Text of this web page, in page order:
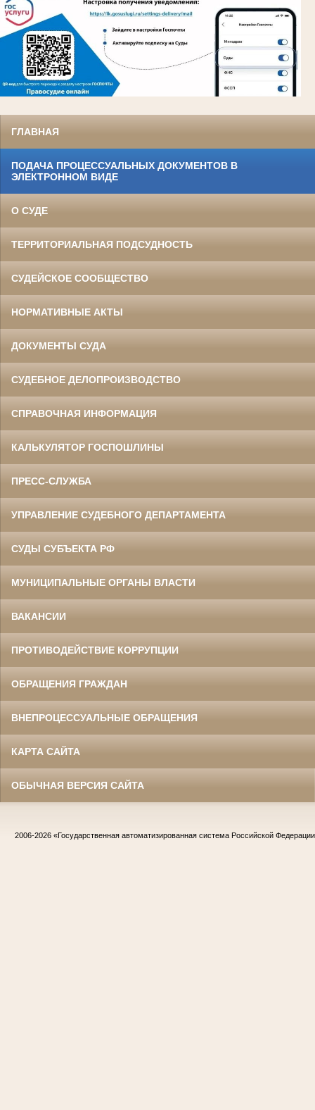
ГЛАВНАЯ
ПОДАЧА ПРОЦЕССУАЛЬНЫХ ДОКУМЕНТОВ В
ЭЛЕКТРОННОМ ВИДЕ
О СУДЕ
ТЕРРИТОРИАЛЬНАЯ ПОДСУДНОСТЬ
СУДЕЙСКОЕ СООБЩЕСТВО
НОРМАТИВНЫЕ АКТЫ
ДОКУМЕНТЫ СУДА
СУДЕБНОЕ ДЕЛОПРОИЗВОДСТВО
СПРАВОЧНАЯ ИНФОРМАЦИЯ
КАЛЬКУЛЯТОР ГОСПОШЛИНЫ
ПРЕСС-СЛУЖБА
УПРАВЛЕНИЕ СУДЕБНОГО ДЕПАРТАМЕНТА
СУДЫ СУБЪЕКТА РФ
МУНИЦИПАЛЬНЫЕ ОРГАНЫ ВЛАСТИ
ВАКАНСИИ
ПРОТИВОДЕЙСТВИЕ КОРРУПЦИИ
ОБРАЩЕНИЯ ГРАЖДАН
ВНЕПРОЦЕССУАЛЬНЫЕ ОБРАЩЕНИЯ
КАРТА САЙТА
ОБЫЧНАЯ ВЕРСИЯ САЙТА
2006-2026 «Государственная автоматизированная система Российской